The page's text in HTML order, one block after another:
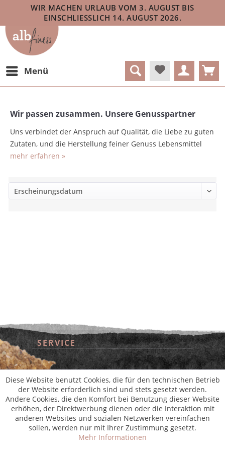
WIR MACHEN URLAUB VOM 3. AUGUST BIS
EINSCHLIESSLICH 14. AUGUST 2026.
Menü
Wir passen zusammen. Unsere Genusspartner
Uns verbindet der Anspruch auf Qualität, die Liebe zu guten
Zutaten, und die Herstellung feiner Genuss Lebensmittel
mehr erfahren »
SERVICE
SHOP SERVICE
INFORMATIONEN
NEWSLETTER
* Alle Preise inkl. gesetzl. Mehrwertsteuer zzgl.Versandkostenund ggf.
Nachnahmegebühren, wenn nicht anders beschrieben
aus der digitalenwollwinderei
Diese Website benutzt Cookies, die für den technischen Betrieb
der Website erforderlich sind und stets gesetzt werden.
Andere Cookies, die den Komfort bei Benutzung dieser Website
erhöhen, der Direktwerbung dienen oder die Interaktion mit
anderen Websites und sozialen Netzwerken vereinfachen
sollen, werden nur mit Ihrer Zustimmung gesetzt.
Mehr Informationen